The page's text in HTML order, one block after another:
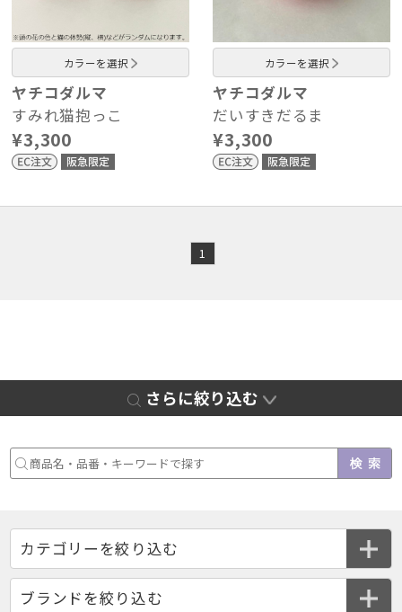
カラーを選択
ヤチコダルマ
すみれ猫抱っこ
¥3,300
カラーを選択
ヤチコダルマ
だいすきだるま
¥3,300
1
さらに絞り込む